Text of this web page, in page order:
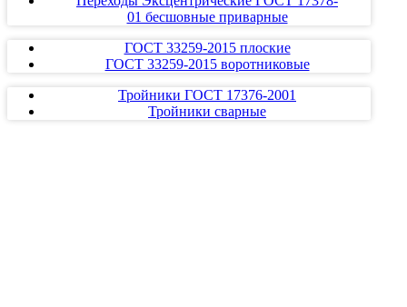
01 бесшовные приварные
ГОСТ 33259-2015 плоские
ГОСТ 33259-2015 воротниковые
Тройники ГОСТ 17376-2001
Тройники сварные